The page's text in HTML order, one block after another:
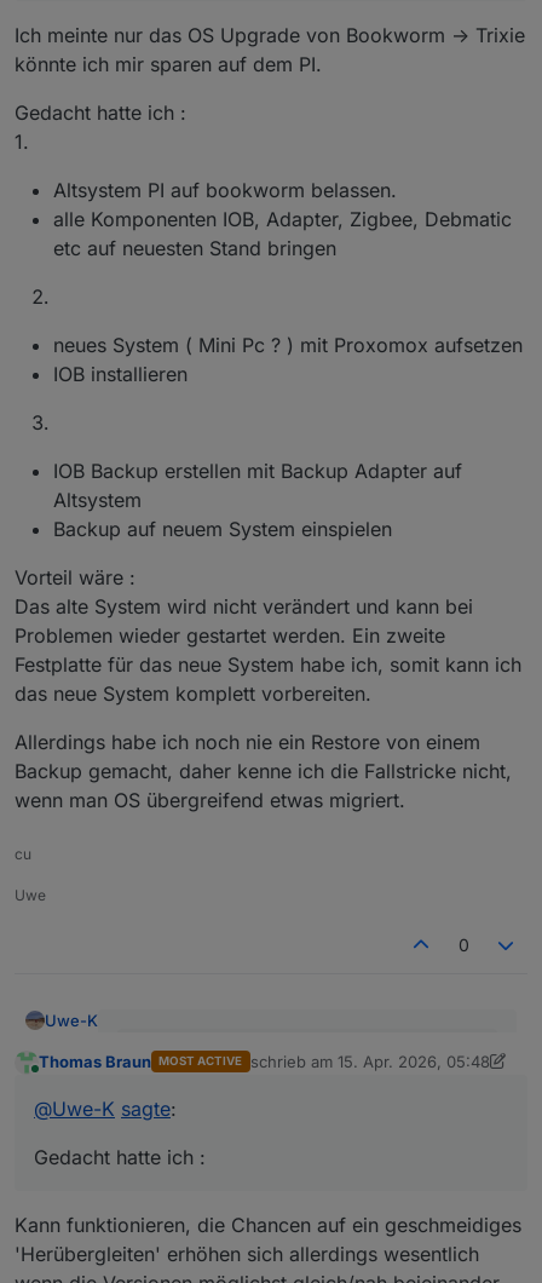
Ich meinte nur das OS Upgrade von Bookworm -> Trixie
könnte ich mir sparen auf dem PI.
Gedacht hatte ich :
1.
Altsystem PI auf bookworm belassen.
alle Komponenten IOB, Adapter, Zigbee, Debmatic
etc auf neuesten Stand bringen
neues System ( Mini Pc ? ) mit Proxomox aufsetzen
IOB installieren
IOB Backup erstellen mit Backup Adapter auf
Altsystem
Backup auf neuem System einspielen
Vorteil wäre :
Das alte System wird nicht verändert und kann bei
Problemen wieder gestartet werden. Ein zweite
Festplatte für das neue System habe ich, somit kann ich
das neue System komplett vorbereiten.
Allerdings habe ich noch nie ein Restore von einem
Backup gemacht, daher kenne ich die Fallstricke nicht,
wenn man OS übergreifend etwas migriert.
cu
Uwe
0
Uwe-K
@Uwe-K sagte:
Ich hatte gedacht ich könnte mir evtl das
Upgrade auf dem PI sparen.
Ich meinte nur das OS Upgrade von Bookworm ->
Gedacht hatte ich :
Altsystem PI auf bookworm belassen.
alle Komponenten IOB, Adapter, Zigbee, Debmatic
etc auf neuesten Stand bringen
neues System ( Mini Pc ? ) mit Proxomox
Online
Thomas Braun MOST ACTIVE schrieb am 15. Apr. 2026, 05:48
zuletzt editiert von Thomas Braun
@Uwe-K sagte:
Gedacht hatte ich :
Kann funktionieren, die Chancen auf ein geschmeidiges
'Herübergleiten' erhöhen sich allerdings wesentlich